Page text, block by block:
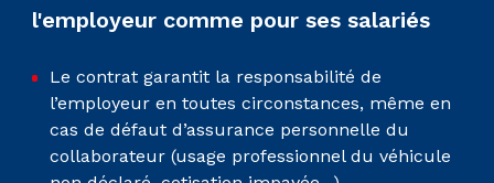
l'employeur comme pour ses salariés
Le contrat garantit la responsabilité de
l’employeur en toutes circonstances, même en
cas de défaut d’assurance personnelle du
collaborateur (usage professionnel du véhicule